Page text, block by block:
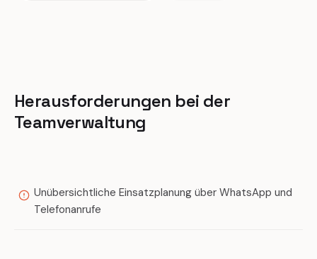
Herausforderungen bei der
Teamverwaltung
Unübersichtliche Einsatzplanung über WhatsApp und
Telefonanrufe